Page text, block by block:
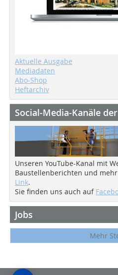
Aktuelle Ausgabe
Mediadaten
Abo-Shop
Heftarchiv
Social-Media-Kanäle
Unseren YouTube-Kanal mit
Baustellenberichten und
Link.
Sie finden uns auch auf
Jobs
Mehr